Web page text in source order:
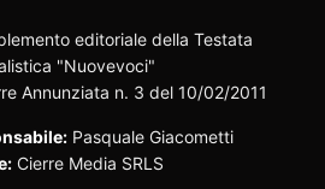
editoriale della Testata
"Nuovevoci"
Annunziata n. 3 del 10/02/2011
Pasquale Giacometti
Cierre Media SRLS